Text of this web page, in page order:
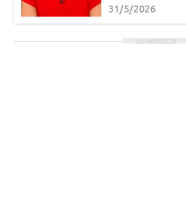
31/5/2026
ΔΙΑΦΗΜΙΣΗ